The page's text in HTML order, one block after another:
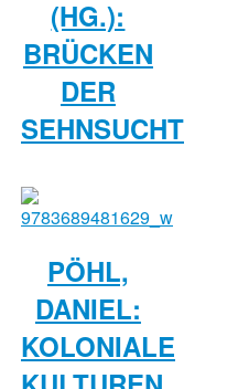
(HG.):
BRÜCKEN
DER
SEHNSUCHT
PÖHL,
DANIEL:
KOLONIALE